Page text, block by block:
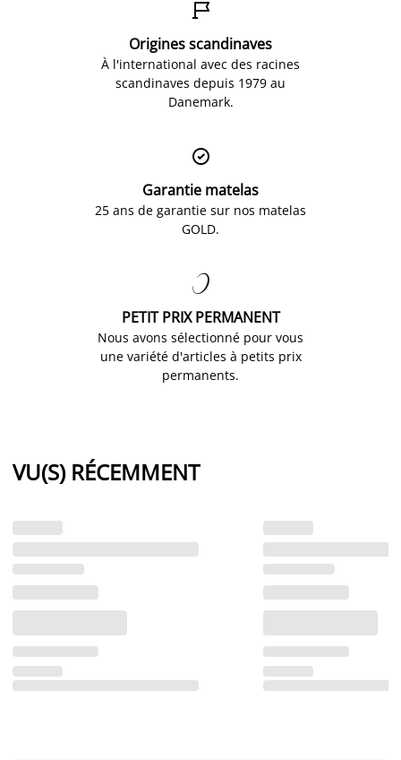

Origines scandinaves
À l'international avec des racines
scandinaves depuis 1979 au
Danemark.

Garantie matelas
25 ans de garantie sur nos matelas
GOLD.

PETIT PRIX PERMANENT
Nous avons sélectionné pour vous
une variété d'articles à petits prix
permanents.
VU(S) RÉCEMMENT